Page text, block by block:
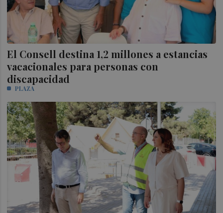
El Consell destina 1,2 millones a estancias
vacacionales para personas con
discapacidad
PLAZA